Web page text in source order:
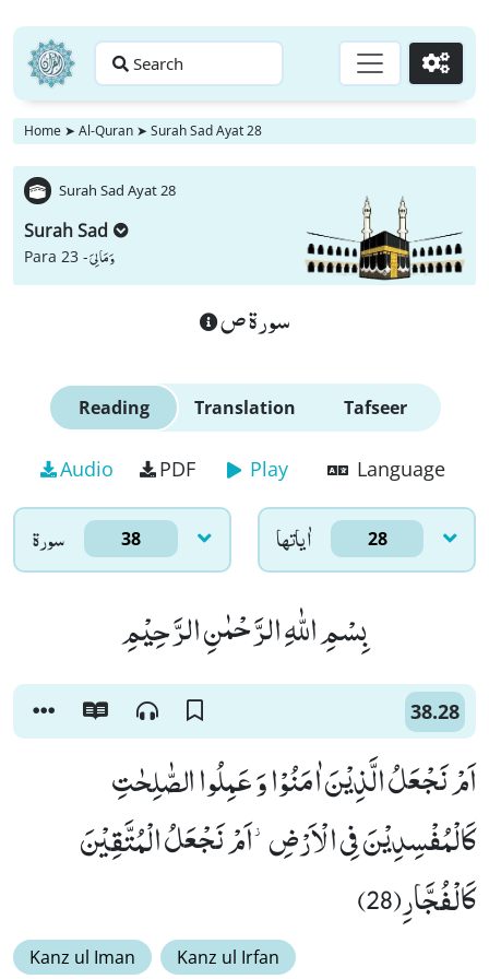
Search Go
Home ➤ Al-Quran ➤ Surah Sad Ayat 28
Surah Sad Ayat 28
Surah Sad
Para 23 -وَ مَا لِیَ
سورة ص
Reading Translation Tafseer
Audio PDF Play Language
سورۃ 38 اٰياتها 28
بِسْمِ اللّٰهِ الرَّحْمٰنِ الرَّحِیْمِ
38.28
اَمْ نَجْعَلُ الَّذِیْنَ اٰمَنُوْا وَ عَمِلُوا الصّٰلِحٰتِ
كَالْمُفْسِدِیْنَ فِی الْاَرْضِ٘-اَمْ نَجْعَلُ الْمُتَّقِیْنَ
كَالْفُجَّارِ(28)
Kanz ul Iman Kanz ul Irfan